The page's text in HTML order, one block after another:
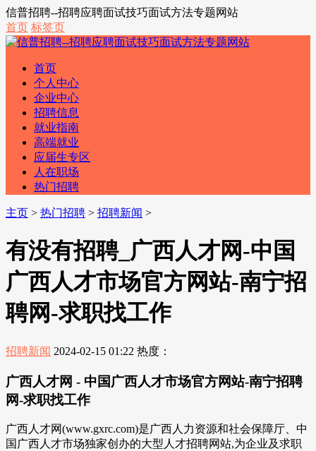
信普招聘--招聘应聘面试技巧面试方法专题网站
首页 标签页
首页
个人中心
企业中心
招聘信息
就业指南
高端就业
应届生专区
人在职场
热门招聘
主页 > 热门招聘 > 招聘新闻 >
有没有招聘_广西人才网-中国
广西人才市场官方网站-南宁招
聘网-求职找工作
招聘新闻 2024-02-15 01:22 热度：
广西人才网 - 中国广西人才市场官方网站-南宁招聘
网-求职找工作
广西人才网(www.gxrc.com)是广西人力资源和社会保障厅、中
国广西人才市场独家创办的大型人才招聘网站,为企业及求职